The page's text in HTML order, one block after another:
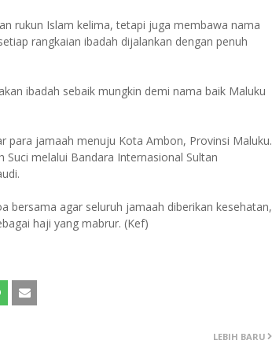
rukun Islam kelima, tetapi juga membawa nama
rangkaian ibadah dijalankan dengan penuh
ibadah sebaik mungkin demi nama baik Maluku
para jamaah menuju Kota Ambon, Provinsi Maluku.
melalui Bandara Internasional Sultan
bersama agar seluruh jamaah diberikan kesehatan,
haji yang mabrur. (Kef)
LEBIH BARU